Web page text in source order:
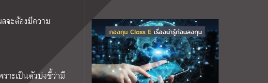
จะต้องมีความ
าะเป็นตัวบ่งชี้ว่ามี